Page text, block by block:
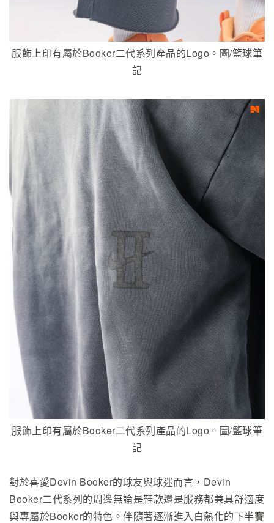
服飾上印有屬於Booker二代系列產品的Logo。圖/籃球筆
記
服飾上印有屬於Booker二代系列產品的Logo。圖/籃球筆
記
對於喜愛Devin Booker的球友與球迷而言，Devin
Booker二代系列的周邊無論是鞋款還是服務都兼具舒適度
與專屬於Booker的特色。伴隨著逐漸進入白熱化的下半賽